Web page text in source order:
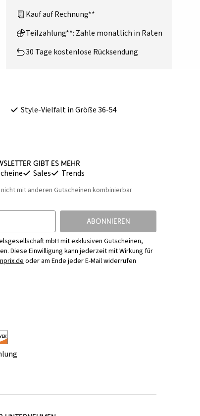
Kauf auf Rechnung**
Teilzahlung**: Zahle monatlich in Raten
30 Tage kostenlose Rücksendung
Style-Vielfalt in Größe 36-54
gibt es mehr
Sales Trends
mit anderen Gutscheinen kombinierbar
ABONNIEREN
mbH mit exklusiven Gutscheinen,
Diese Einwilligung kann jederzeit mit Wirkung für
oder am Ende jeder E-Mail widerrufen